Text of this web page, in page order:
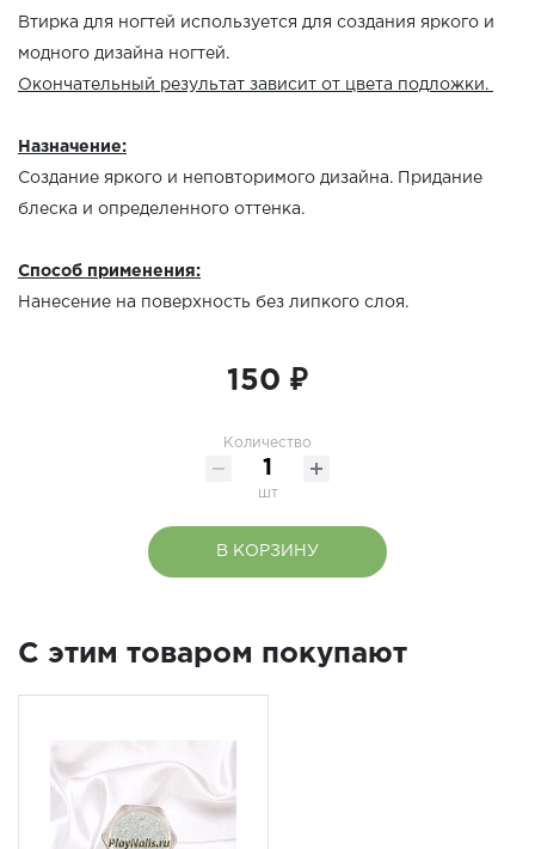
Втирка для ногтей используется для создания яркого и
модного дизайна ногтей.
Окончательный результат зависит от цвета подложки.
Назначение:
Создание яркого и неповторимого дизайна. Придание
блеска и определенного оттенка.
Способ применения:
Нанесение на поверхность без липкого слоя.
150 ₽
Количество
шт
В КОРЗИНУ
C этим товаром покупают